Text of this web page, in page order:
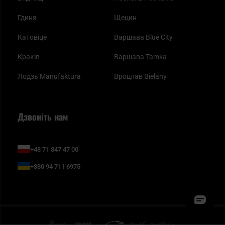
Гдиня
Катовіце
Краків
Лодзь Manufaktura
Щецин
Варшава Blue City
Варшава Tamka
Вроцлав Bielany
Дзвоніть нам
+48 71 347 47 00
+380 94 711 6975